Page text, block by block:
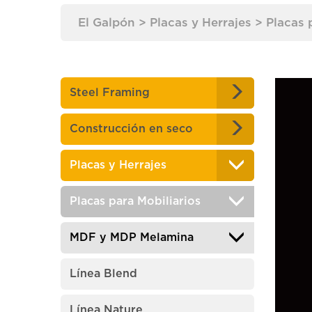
El Galpón > Placas y Herrajes > Placas
Steel Framing
Construcción en seco
Placas y Herrajes
Placas para Mobiliarios
MDF y MDP Melamina
Línea Blend